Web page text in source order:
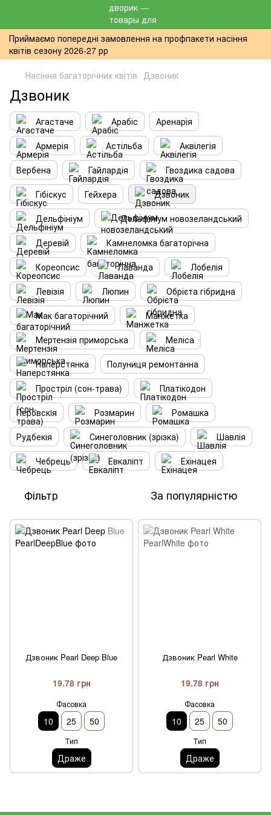
Приймаємо попередні замовлення на профпакети насіння
квітів сезону 2026-27 рр
Насіння багаторічних квітів Дзвоник
Дзвоник
Агастаче Арабіс
Аренарія
Армерія
Астільба
Аквілегія
Вербена
Гайлардія
Гвоздика садова
Гібіскус
Гейхера
Дзвоник
Дельфініум
Дельфініум новозеландський
Деревій
Камнеломка багаторічна
Кореопсис
Лаванда
Лобелія
Левізія
Люпин
Обрієта гібридна
Мак багаторічний
Манжетка
Мертензія приморська
Меліса
Наперстянка
Полуниця ремонтанна
Простріл (сон-трава)
Платікодон
Перовскiя
Розмарин
Ромашка
Рудбекія
Синеголовник (зрізка)
Шавлія
Чебрець
Евкаліпт Ехінацея
Фільтр За популярністю
Дзвоник Pearl Deep Blue
19.78 грн
Фасовка
10 25 50
Тип
Драже
Дзвоник Pearl White
19.78 грн
Фасовка
10 25 50
Тип
Драже